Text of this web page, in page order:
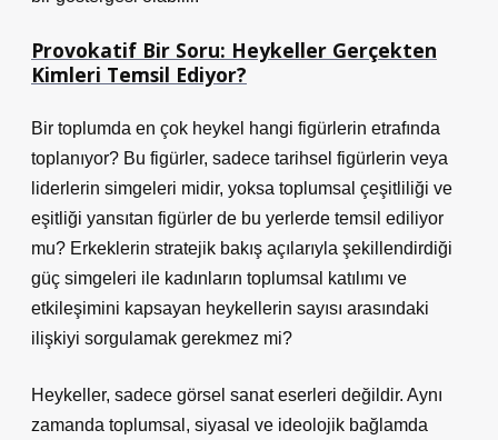
Provokatif Bir Soru: Heykeller Gerçekten
Kimleri Temsil Ediyor?
Bir toplumda en çok heykel hangi figürlerin etrafında
toplanıyor? Bu figürler, sadece tarihsel figürlerin veya
liderlerin simgeleri midir, yoksa toplumsal çeşitliliği ve
eşitliği yansıtan figürler de bu yerlerde temsil ediliyor
mu? Erkeklerin stratejik bakış açılarıyla şekillendirdiği
güç simgeleri ile kadınların toplumsal katılımı ve
etkileşimini kapsayan heykellerin sayısı arasındaki
ilişkiyi sorgulamak gerekmez mi?
Heykeller, sadece görsel sanat eserleri değildir. Aynı
zamanda toplumsal, siyasal ve ideolojik bağlamda